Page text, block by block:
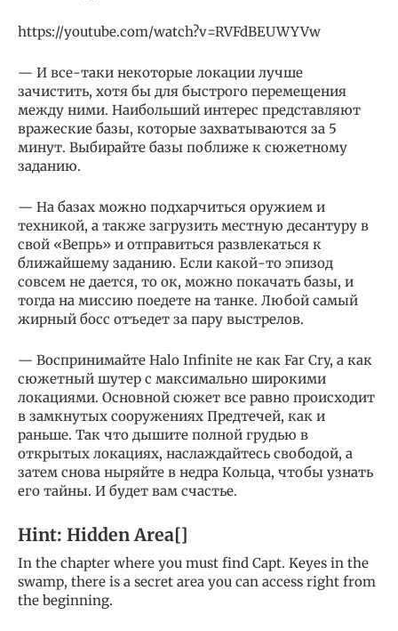
https://youtube.com/watch?v=RVFdBEUWYVw
— И все-таки некоторые локации лучше
зачистить, хотя бы для быстрого перемещения
между ними. Наибольший интерес представляют
вражеские базы, которые захватываются за 5
минут. Выбирайте базы поближе к сюжетному
заданию.
— На базах можно подхарчиться оружием и
техникой, а также загрузить местную десантуру в
свой «Вепрь» и отправиться развлекаться к
ближайшему заданию. Если какой-то эпизод
совсем не дается, то ок, можно покачать базы, и
тогда на миссию поедете на танке. Любой самый
жирный босс отъедет за пару выстрелов.
— Воспринимайте Halo Infinite не как Far Cry, а как
сюжетный шутер с максимально широкими
локациями. Основной сюжет все равно происходит
в замкнутых сооружениях Предтечей, как и
раньше. Так что дышите полной грудью в
открытых локациях, наслаждайтесь свободой, а
затем снова ныряйте в недра Кольца, чтобы узнать
его тайны. И будет вам счастье.
Hint: Hidden Area[]
In the chapter where you must find Capt. Keyes in the
swamp, there is a secret area you can access right from
the beginning.